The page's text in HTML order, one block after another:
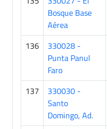
Bosque Base
Aérea
136
330028 -
Punta Panul
Faro
137
330030 -
Santo
Domingo, Ad.